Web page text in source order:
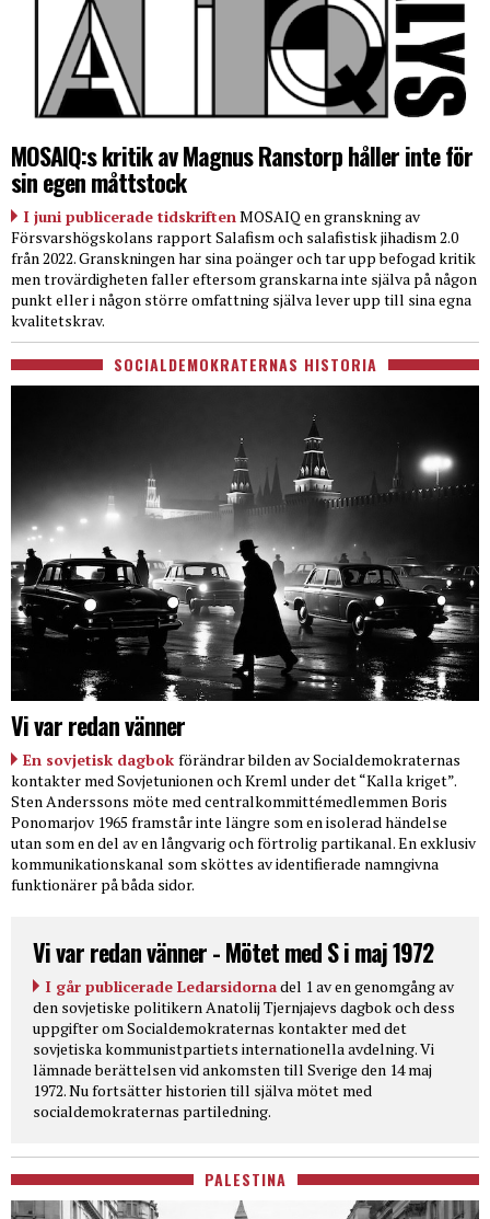
MOSAIQ:s kritik av Magnus Ranstorp håller inte för
sin egen måttstock
I juni publicerade tidskriftenMOSAIQ en granskning av
Försvarshögskolans rapport Salafism och salafistisk jihadism 2.0
från 2022. Granskningen har sina poänger och tar upp befogad kritik
men trovärdigheten faller eftersom granskarna inte själva på någon
punkt eller i någon större omfattning själva lever upp till sina egna
kvalitetskrav.
SOCIALDEMOKRATERNAS HISTORIA
Vi var redan vänner
En sovjetisk dagbok förändrar bilden av Socialdemokraternas
kontakter med Sovjetunionen och Kreml under det “Kalla kriget”.
Sten Anderssons möte med centralkommittémedlemmen Boris
Ponomarjov 1965 framstår inte längre som en isolerad händelse
utan som en del av en långvarig och förtrolig partikanal. En exklusiv
kommunikationskanal som sköttes av identifierade namngivna
funktionärer på båda sidor.
Vi var redan vänner - Mötet med S i maj 1972
I går publicerade Ledarsidornadel 1 av en genomgång av
den sovjetiske politikern Anatolij Tjernjajevs dagbok och dess
uppgifter om Socialdemokraternas kontakter med det
sovjetiska kommunistpartiets internationella avdelning. Vi
lämnade berättelsen vid ankomsten till Sverige den 14 maj
1972. Nu fortsätter historien till själva mötet med
socialdemokraternas partiledning.
PALESTINA